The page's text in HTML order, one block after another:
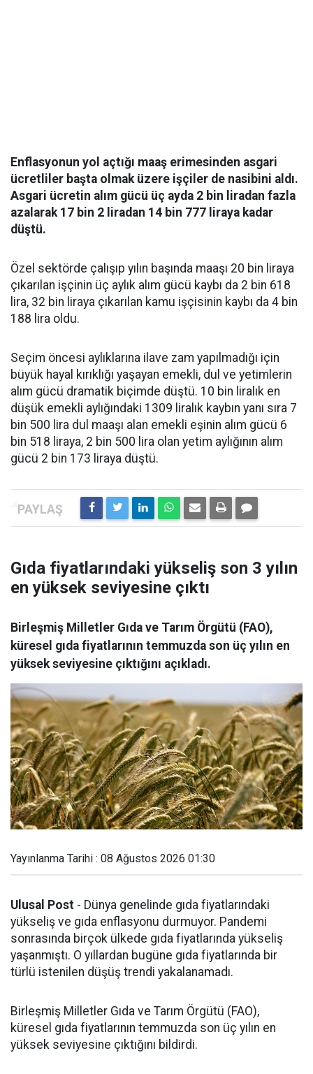
Enflasyonun yol açtığı maaş erimesinden asgari
ücretliler başta olmak üzere işçiler de nasibini aldı.
Asgari ücretin alım gücü üç ayda 2 bin liradan fazla
azalarak 17 bin 2 liradan 14 bin 777 liraya kadar
düştü.
Özel sektörde çalışıp yılın başında maaşı 20 bin liraya
çıkarılan işçinin üç aylık alım gücü kaybı da 2 bin 618
lira, 32 bin liraya çıkarılan kamu işçisinin kaybı da 4 bin
188 lira oldu.
Seçim öncesi aylıklarına ilave zam yapılmadığı için
büyük hayal kırıklığı yaşayan emekli, dul ve yetimlerin
alım gücü dramatik biçimde düştü. 10 bin liralık en
düşük emekli aylığındaki 1309 liralık kaybın yanı sıra 7
bin 500 lira dul maaşı alan emekli eşinin alım gücü 6
bin 518 liraya, 2 bin 500 lira olan yetim aylığının alım
gücü 2 bin 173 liraya düştü.
Gıda fiyatlarındaki yükseliş son 3 yılın
en yüksek seviyesine çıktı
Birleşmiş Milletler Gıda ve Tarım Örgütü (FAO),
küresel gıda fiyatlarının temmuzda son üç yılın en
yüksek seviyesine çıktığını açıkladı.
Yayınlanma Tarihi : 08 Ağustos 2026 01:30
Ulusal Post - Dünya genelinde gıda fiyatlarındaki
yükseliş ve gıda enflasyonu durmuyor. Pandemi
sonrasında birçok ülkede gıda fiyatlarında yükseliş
yaşanmıştı. O yıllardan bugüne gıda fiyatlarında bir
türlü istenilen düşüş trendi yakalanamadı.
Birleşmiş Milletler Gıda ve Tarım Örgütü (FAO),
küresel gıda fiyatlarının temmuzda son üç yılın en
yüksek seviyesine çıktığını bildirdi.